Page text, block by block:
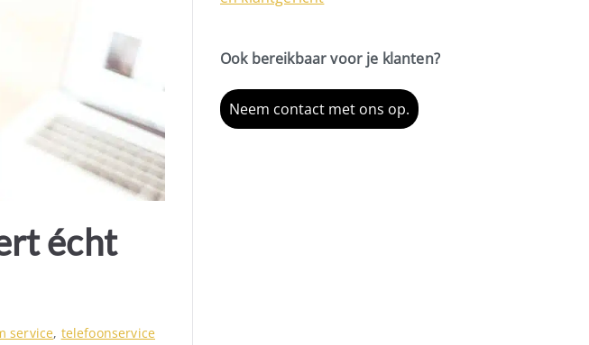
écht
service, telefoonservice
Ook bereikbaar voor je klanten?
Neem contact met ons op.